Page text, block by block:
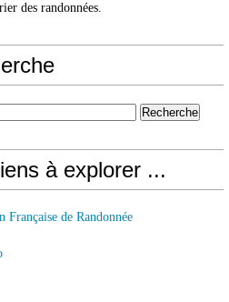
des randonnées.
à explorer ...
Française de Randonnée